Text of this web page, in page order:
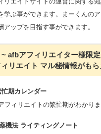
学ぶ事ができます。まーくんの
ップを目指す事ができます。
~ afbアフィリエイター様限
リエイト マル秘情報がもら
期カレンダー
フィリエイトの繁忙期がわかりま
機法 ライティングノート